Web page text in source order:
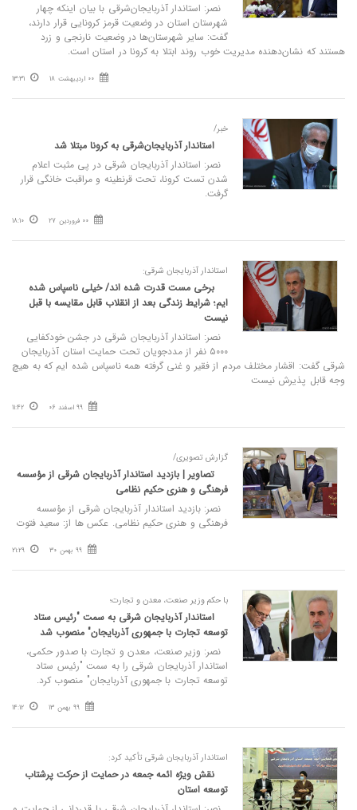
نصر: استاندار آذربایجان‌شرقی با بیان اینکه چهار
شهرستان استان در وضعیت قرمز کرونایی قرار دارند،
گفت: سایر شهرستان‌ها در وضعیت نارنجی و زرد
هستند که نشان‌دهنده مدیریت خوب روند ابتلا به کرونا در استان است.
00 اردیبهشت 18 13:31
خبر/
استاندار آذربایجان‌شرقی به کرونا مبتلا شد
نصر: استاندار آذربایجان شرقی در پی مثبت اعلام
شدن تست کرونا، تحت قرنطینه و مراقبت خانگی قرار
گرفت.
00 فروردین 27 18:10
استاندار آذربایجان شرقی:
برخی مست قدرت شده اند/ خیلی ناسپاس شده
ایم؛ شرایط زندگی بعد از انقلاب قابل مقایسه با قبل
نیست
نصر: استاندار آذربایجان شرقی در جشن خودکفایی
۵۰۰۰ نفر از مددجویان تحت حمایت استان آذربایجان
شرقی گفت: اقشار مختلف مردم از فقیر و غنی گرفته همه ناسپاس شده ایم که به هیچ
وجه قابل پذیرش نیست
99 اسفند 06 11:42
گزارش تصویری/
تصاویر | بازدید استاندار آذربایجان شرقی از مؤسسه
فرهنگی و هنری حکیم نظامی
نصر: بازدید استاندار آذربایجان شرقی از مؤسسه
فرهنگی و هنری حکیم نظامی. عکس ها از: سعید فتوت
99 بهمن 30 21:29
با حکم وزیر صنعت، معدن و تجارت؛
استاندار آذربایجان شرقی به سمت "رئیس ستاد
توسعه تجارت با جمهوری آذربایجان" منصوب شد
نصر: وزیر صنعت، معدن و تجارت با صدور حکمی،
استاندار آذربایجان شرقی را به سمت "رئیس ستاد
توسعه تجارت با جمهوری آذربایجان" منصوب کرد.
99 بهمن 13 14:12
استاندار آذربایجان شرقی تأکید کرد:
نقش ویژه ائمه جمعه در حمایت از حرکت پرشتاب
توسعه استان